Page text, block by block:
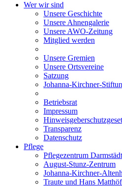
Wer wir sind
Unsere Geschichte
Unsere Ahnengalerie
Unsere AWO-Zeitung
Mitglied werden
Unsere Gremien
Unsere Ortsvereine
Satzung
Johanna-Kirchner-
Betriebsrat
Impressum
Transparenz
Datenschutz
Pflege
Pflegezentrum
August-Stunz-Zentrum
Johanna-Kirchner-
Traute und Hans